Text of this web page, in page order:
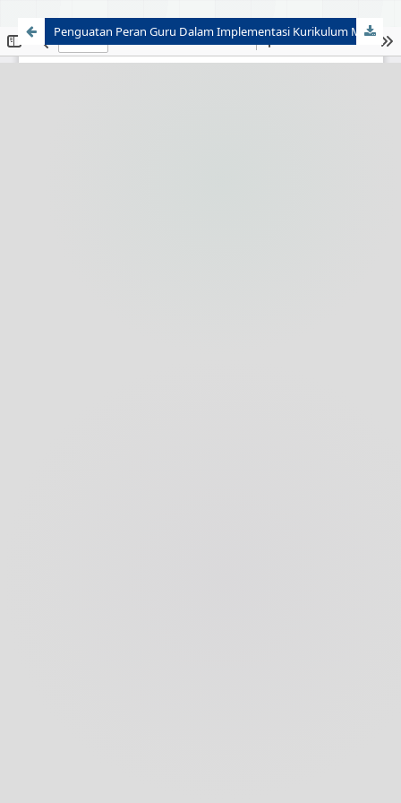
Penguatan Peran Guru Dalam Implementasi Kurikulum Merdeka Belajar